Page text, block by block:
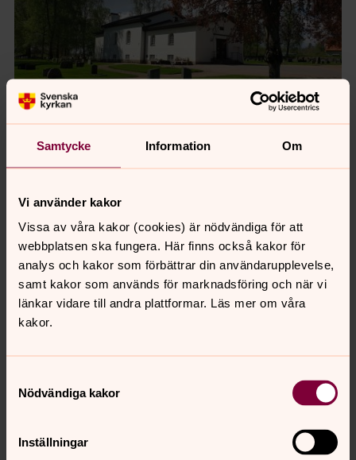
Samtycke Information Om
Vi använder kakor
Vissa av våra kakor (cookies) är nödvändiga för att
webbplatsen ska fungera. Här finns också kakor för
analys och kakor som förbättrar din användarupplevelse,
samt kakor som används för marknadsföring och när vi
länkar vidare till andra plattformar. Läs mer om våra
kakor.
Nödvändiga kakor
Inställningar
Foto: Ulrika Kvarnström
Hur hittar jag till Uppståndelsekapellet?
Uppståndelsekapellet (svenskakyrkan.se)
Adressen är Västra Slottsgatan 31, Vetlanda.
Senast ändrad 21 mars 2024
innehåll?
Dela